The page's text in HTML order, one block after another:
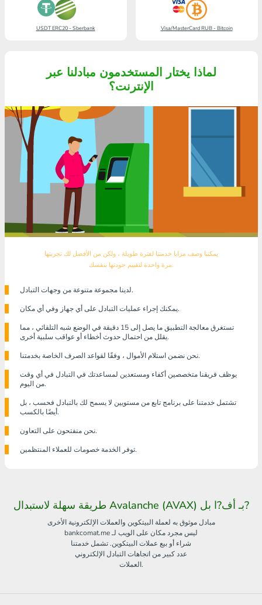
USDT ERC20 - Sberbank Visa/MasterCard RUB - Bitcoin
لماذا يختار المستخدمون مبادلنا عبر
الإنترنت؟
يمكننا وصف مزايا خدمتنا لفترة طويلة ، ولكن من الأفضل لك تجربتها
مرة واحدة لتقييم جودتها بنفسك.
لدينا مجموعة متنوعة من وجهات التبادل.
يمكنك إجراء عمليات التبادل على أي جهاز وفي أي مكان.
تستغرق معالجة التطبيق ما يصل إلى 15 دقيقة في الوضع شبه التلقائي ، مما
يقلل من احتمال حدوث أخطاء أو عواقب سلبية أخرى.
نحن نضمن استلام الأموال ، وفقًا لقواعد الصرف الخاصة بخدمتنا.
يوظف فريقنا متخصصين أكفاء ومستعدين لمساعدتك في التبادل في أي وقت
من اليوم.
تشتمل خدمتنا على برنامج تابع من مستويين لا يسمح لك بالتبادل فحسب ، بل
أيضًا بالكسب.
نحن منفتحون على التعاون.
توفر الخدمة خصومات للعملاء المنتظمين.
طريقة سهلة لاستبدال Avalanche (AVAX) بـ أف?ا بل?
مبادل موثوق به لعملة البيتكوين والعملات الإلكترونية الأخرى
bankcomat.me ليس مجرد مكان على الويب لـ
شراء أو بيع عملات البيتكوين. تشمل خدمتنا
عدد كبير من اتجاهات التبادل الإلكتروني
العملات.